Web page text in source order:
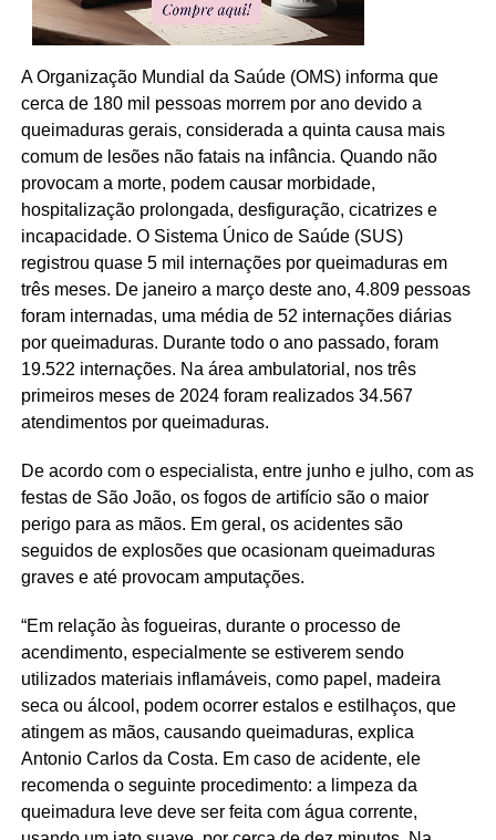
A Organização Mundial da Saúde (OMS) informa que
cerca de 180 mil pessoas morrem por ano devido a
queimaduras gerais, considerada a quinta causa mais
comum de lesões não fatais na infância. Quando não
provocam a morte, podem causar morbidade,
hospitalização prolongada, desfiguração, cicatrizes e
incapacidade. O Sistema Único de Saúde (SUS)
registrou quase 5 mil internações por queimaduras em
três meses. De janeiro a março deste ano, 4.809 pessoas
foram internadas, uma média de 52 internações diárias
por queimaduras. Durante todo o ano passado, foram
19.522 internações. Na área ambulatorial, nos três
primeiros meses de 2024 foram realizados 34.567
atendimentos por queimaduras.
De acordo com o especialista, entre junho e julho, com as
festas de São João, os fogos de artifício são o maior
perigo para as mãos. Em geral, os acidentes são
seguidos de explosões que ocasionam queimaduras
graves e até provocam amputações.
“Em relação às fogueiras, durante o processo de
acendimento, especialmente se estiverem sendo
utilizados materiais inflamáveis, como papel, madeira
seca ou álcool, podem ocorrer estalos e estilhaços, que
atingem as mãos, causando queimaduras, explica
Antonio Carlos da Costa. Em caso de acidente, ele
recomenda o seguinte procedimento: a limpeza da
queimadura leve deve ser feita com água corrente,